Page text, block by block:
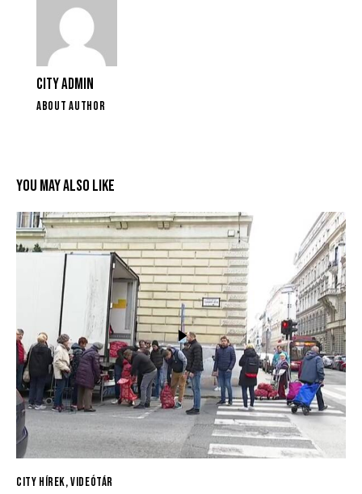
CITY ADMIN
ABOUT AUTHOR
YOU MAY ALSO LIKE
CITY HÍREK,VIDEÓTÁR